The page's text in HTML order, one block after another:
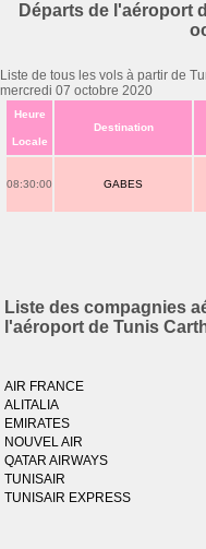
Départs de l'aéroport
Liste de tous les vols à partir de
mercredi 07 octobre 2020
Heure
Locale
Destination
08:30:00 GABES
Liste des compagnies
l'aéroport de Tunis
AIR FRANCE
ALITALIA
EMIRATES
NOUVEL AIR
QATAR AIRWAYS
TUNISAIR
TUNISAIR EXPRESS